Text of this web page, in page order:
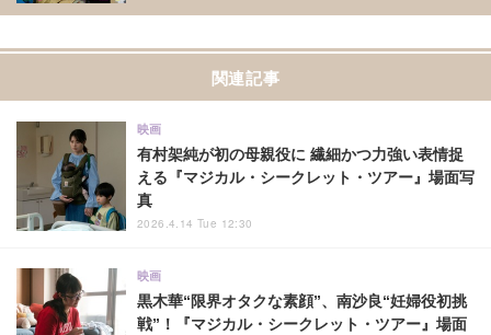
関連記事
有村架純が初の母親役に 繊細かつ力強い表情捉
える『マジカル・シークレット・ツアー』場面写
真
映画
2026.4.14 Tue 12:30
黒木華“限界オタクな素顔”、南沙良“妊婦役初挑
戦”！『マジカル・シークレット・ツアー』場面
映画